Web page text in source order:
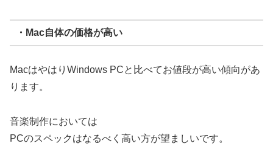
・Mac自体の価格が高い
MacはやはりWindows PCと比べてお値段が高い傾向があ
ります。
音楽制作においては
PCのスペックはなるべく高い方が望ましいです。